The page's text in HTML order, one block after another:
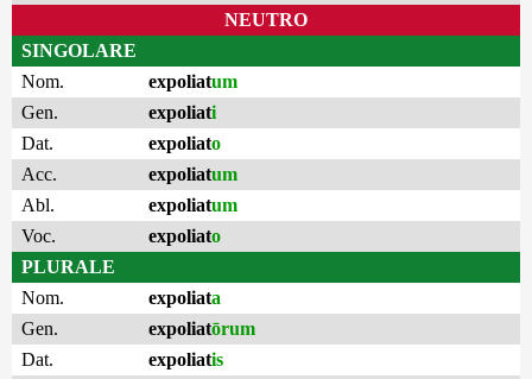
NEUTRO
SINGOLARE
Nom.
expoliatum
Gen.
expoliati
Dat.
expoliato
Acc.
expoliatum
Abl.
expoliatum
Voc.
expoliato
PLURALE
Nom.
expoliata
Gen.
expoliatōrum
Dat.
expoliatis